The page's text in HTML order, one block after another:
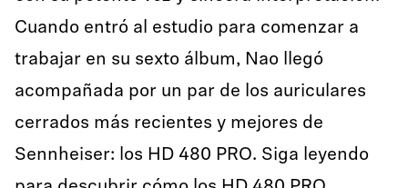
Cuando entró al estudio para comenzar a
trabajar en su sexto álbum, Nao llegó
acompañada por un par de los auriculares
cerrados más recientes y mejores de
Sennheiser: los HD 480 PRO. Siga leyendo